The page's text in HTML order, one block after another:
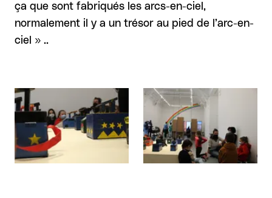
ça que sont fabriqués les arcs-en-ciel,
normalement il y a un trésor au pied de l’arc-en-
ciel » ..
Agrandir Agrandir